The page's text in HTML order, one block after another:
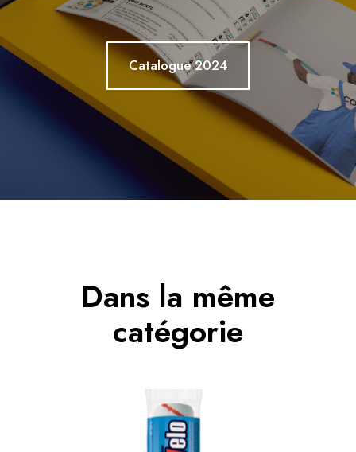
Catalogue 2024
Dans la même
catégorie